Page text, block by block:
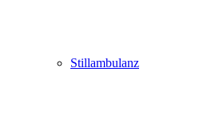
Stillambulanz